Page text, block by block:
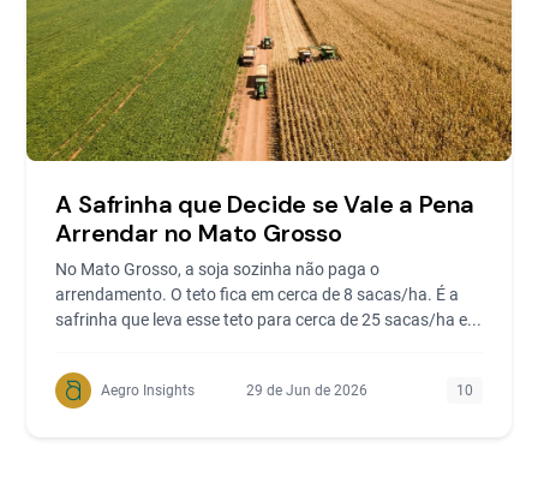
A Safrinha que Decide se Vale a Pena
Arrendar no Mato Grosso
No Mato Grosso, a soja sozinha não paga o
arrendamento. O teto fica em cerca de 8 sacas/ha. É a
safrinha que leva esse teto para cerca de 25 sacas/ha e...
Aegro Insights 29 de Jun de 2026 10